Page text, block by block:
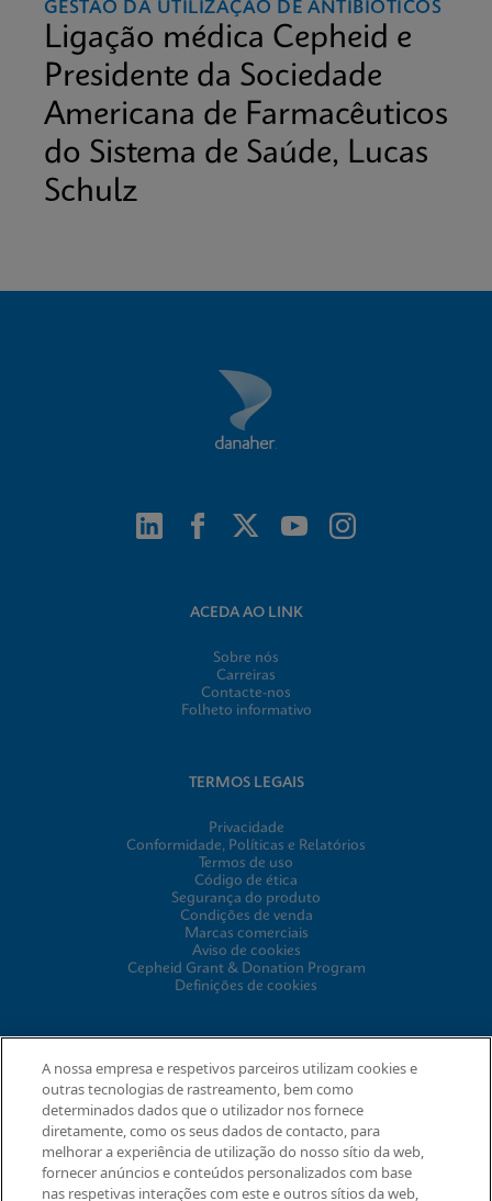
GESTÃO DA UTILIZAÇÃO DE ANTIBIÓTICOS
Ligação médica Cepheid e
Presidente da Sociedade
Americana de Farmacêuticos
do Sistema de Saúde, Lucas
Schulz
ACEDA AO LINK
Sobre nós
Carreiras
Contacte-nos
Folheto informativo
TERMOS LEGAIS
Privacidade
Conformidade, Políticas e Relatórios
Termos de uso
Código de ética
Segurança do produto
Condições de venda
Marcas comerciais
Aviso de cookies
Cepheid Grant & Donation Program
Definições de cookies
Acordo de tratamento de dados
Comunidades de parcerias
Termos e Condições de Segurança da Informação
A nossa empresa e respetivos parceiros utilizam cookies e
outras tecnologias de rastreamento, bem como
determinados dados que o utilizador nos fornece
diretamente, como os seus dados de contacto, para
melhorar a experiência de utilização do nosso sítio da web,
fornecer anúncios e conteúdos personalizados com base
nas respetivas interações com este e outros sítios da web,